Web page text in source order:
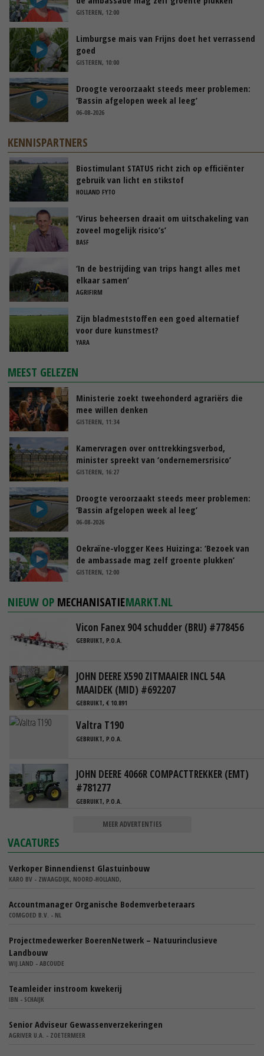
GISTEREN, 12:00
Limburgse mais van Frijns doet het verrassend
goed
GISTEREN, 10:00
Droogte veroorzaakt steeds meer problemen:
‘Bassin afgelopen week al leeg’
06-08-2026
KENNISPARTNERS
Biostimulant STATUS richt zich op efficiënter
gebruik van licht en stikstof
HOLLAND FYTO
‘Virus beheersen draait om uitschakeling van
zoveel mogelijk risico’s’
BASF
‘In de bestrijding van trips hangt alles met
elkaar samen’
AGRIFIRM
Zijn bladmeststoffen een goed alternatief
voor dure kunstmest?
YARA
MEEST GELEZEN
Ministerie zoekt tweehonderd agrariërs die
mee willen denken
GISTEREN, 11:34
Kamervragen over onttrekkingsverbod,
minister spreekt van ‘ondernemersrisico’
GISTEREN, 16:27
Droogte veroorzaakt steeds meer problemen:
‘Bassin afgelopen week al leeg’
06-08-2026
Oekraïne-vlogger Kees Huizinga: ‘Bezoek van
de ambassade mag zelf groente plukken’
GISTEREN, 12:00
NIEUW OP MECHANISATIEMARKT.NL
Vicon Fanex 904 schudder (BRU) #778456
GEBRUIKT, P.O.A.
JOHN DEERE X590 ZITMAAIER INCL 54A
MAAIDEK (MID) #692207
GEBRUIKT, € 10.891
Valtra T190
GEBRUIKT, P.O.A.
JOHN DEERE 4066R COMPACTTREKKER (EMT)
#781277
GEBRUIKT, P.O.A.
MEER ADVERTENTIES
VACATURES
Verkoper Binnendienst Glastuinbouw
KARO BV - ZWAAGDIJK, NOORD-HOLLAND,
Accountmanager Organische Bodemverbeteraars
COMGOED B.V. - NL
Projectmedewerker BoerenNetwerk – Natuurinclusieve
Landbouw
WIJ.LAND - ABCOUDE
Teamleider instroom kwekerij
IBN - SCHAIJK
Senior Adviseur Gewassenverzekeringen
AGRIVER U.A. - ZOETERMEER